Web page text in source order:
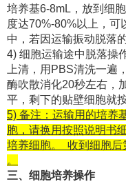
培养基6-8mL，放到细
度达70%-80%以上，可
中，若因运输振动脱落
4) 细胞运输途中脱落操
上清，用PBS清洗一遍
酶吹散消化20秒左右，
平，剩下的贴壁细胞就
5) 备注：运输用的培养
胞，请换用按照说明书
培养细胞。 收到细胞后
。
三、细胞培养操作